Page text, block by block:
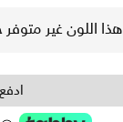
هذا اللون غير متوفر
ادفع